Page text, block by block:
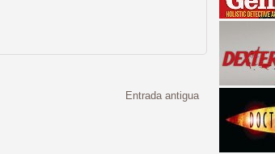
Entrada antigua